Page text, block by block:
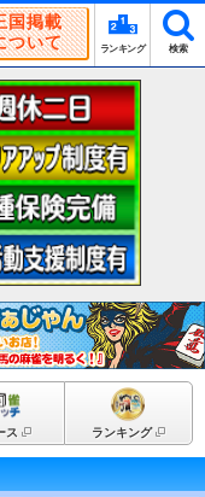
国掲載
ついて
ランキング 検索
ス ランキング